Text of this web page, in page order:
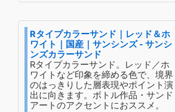
Rタイプカラーサンド｜レッド＆ホ
ワイト｜国産｜サンシンズ - サンシ
ンズカラーサンド
Rタイプカラーサンド。レッド／ホ
ワイトなど印象を締める色で、境界
のはっきりした層表現やポイント演
出に向きます。ボトル作品・サンド
アートのアクセントにおススメ。